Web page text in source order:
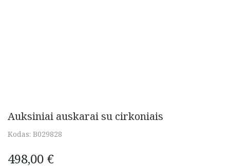
Auksiniai auskarai su cirkoniais
Kodas: B029828
498,00 €